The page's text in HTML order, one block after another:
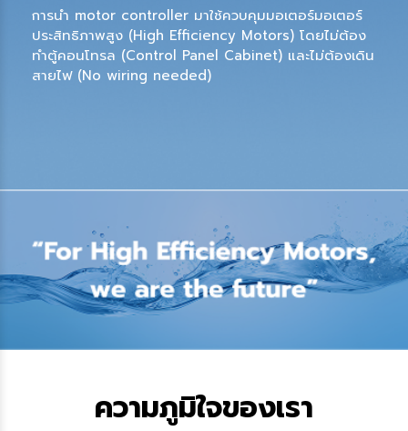
การนำ motor controller มาใช้ควบคุมมอเตอร์มอเตอร์
ประสิทธิภาพสูง (High Efficiency Motors) โดยไม่ต้อง
ทำตู้คอนโทรล (Control Panel Cabinet) และไม่ต้องเดิน
สายไฟ (No wiring needed)
ความภูมิใจของเรา